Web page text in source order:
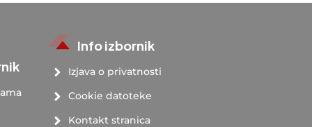
Info izbornik
Izjava o privatnosti
Cookie datoteke
Kontakt stranica